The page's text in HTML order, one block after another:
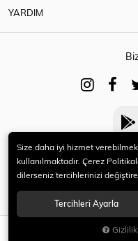
YARDIM
© 2021
Size daha iyi hizmet
kullanılmaktadır. Çerez
dilerseniz tercihlerinizi
Tercihleri Ayarla